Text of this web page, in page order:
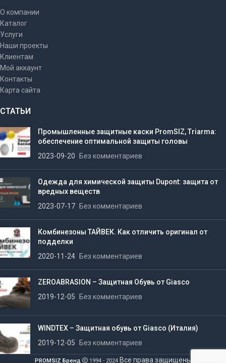
О компании
Каталог
Услуги
Наши проекты
Клиентам
Мой аккаунт
Контакты
Карта сайта
СТАТЬИ
Промышленные защитные каски PromSIZ, Triarma:
обеспечение оптимальной защиты головы
2023-09-20
Без комментариев
Одежда для химической защиты Dupont: защита от
вредных веществ
2023-07-17
Без комментариев
Комбинезоны ТАЙВЕК. Как отличить оригинал от
подделки
2020-11-24
Без комментариев
ZEROABRASION – Защитная Обувь от Giasco
2019-12-05
Без комментариев
WINDTEX – Защитная обувь от Giasco (Италия)
2019-12-05
Без комментариев
PROMSIZ Бренд 1994 - 2024Все права защищены